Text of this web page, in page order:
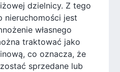
dzielnicy. Z tego
nieruchomości jest
własnego
traktować jako
co oznacza, że
sprzedane lub